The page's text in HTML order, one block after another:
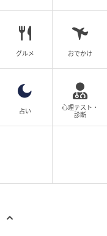
グルメ おでかけ
占い
心理テスト・
診断